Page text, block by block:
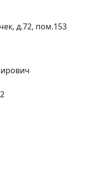
д.72, пом.153